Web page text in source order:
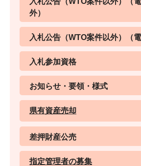
外）
入札公告（WTO案件以外）（電
入札参加資格
お知らせ・要領・様式
県有資産売却
差押財産公売
指定管理者の募集